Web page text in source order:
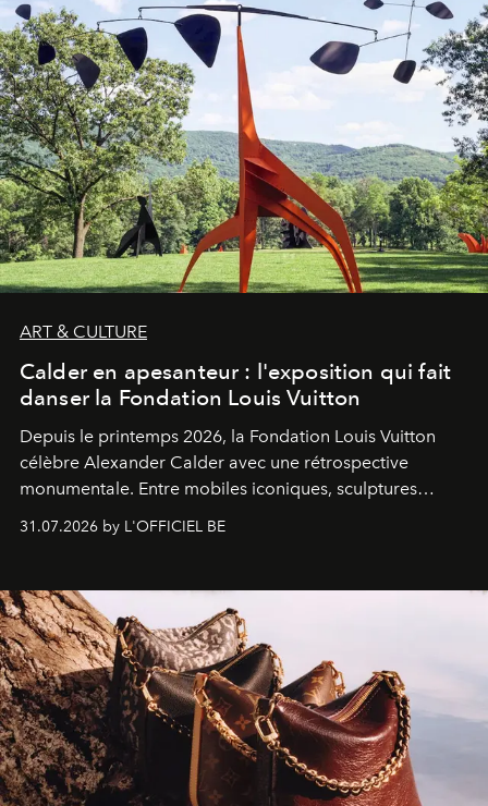
ART & CULTURE
Calder en apesanteur : l'exposition qui fait
danser la Fondation Louis Vuitton
Depuis le printemps 2026, la Fondation Louis Vuitton
célèbre Alexander Calder avec une rétrospective
monumentale. Entre mobiles iconiques, sculptures
monumentales et poésie du mouvement, l'artiste
américain investit les espaces imaginés par Frank Gehry
sculpture.
31.07.2026 by L'OFFICIEL BE